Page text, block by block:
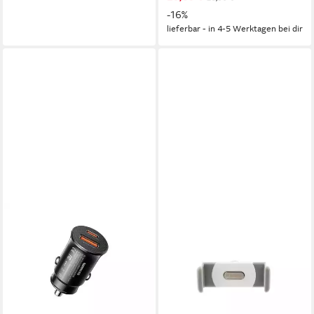
-16%
lieferbar - in 4-5 Werktagen bei dir